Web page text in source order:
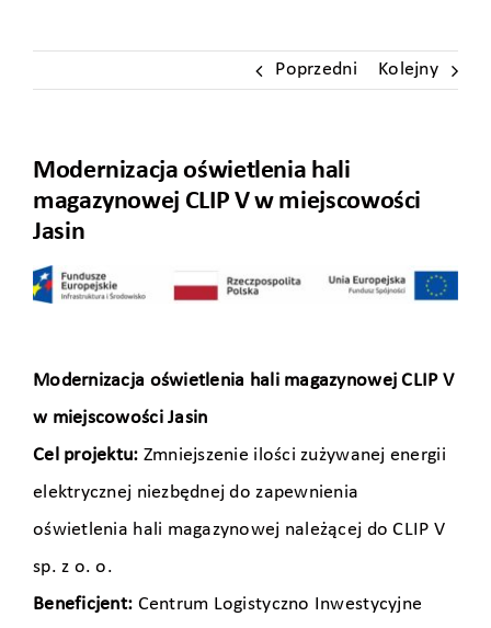
Poprzedni Kolejny
Modernizacja oświetlenia hali
magazynowej CLIP V w miejscowości
Jasin
Modernizacja oświetlenia hali magazynowej CLIP V
w miejscowości Jasin
Cel projektu: Zmniejszenie ilości zużywanej energii
elektrycznej niezbędnej do zapewnienia
oświetlenia hali magazynowej należącej do CLIP V
sp. z o. o.
Beneficjent: Centrum Logistyczno Inwestycyjne